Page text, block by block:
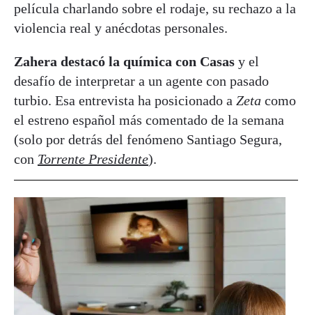
película charlando sobre el rodaje, su rechazo a la
violencia real y anécdotas personales.
Zahera destacó la química con Casas y el
desafío de interpretar a un agente con pasado
turbio. Esa entrevista ha posicionado a Zeta como
el estreno español más comentado de la semana
(solo por detrás del fenómeno Santiago Segura,
con Torrente Presidente).